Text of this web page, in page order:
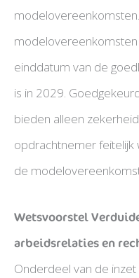
einddatum van de
is in 2029.
bieden alleen
opdrachtnemer feitelijk
de
Wetsvoorstel
arbeidsrelaties en
Onderdeel van de